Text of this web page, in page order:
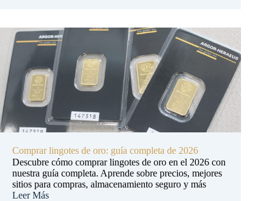
Comprar lingotes de oro: guía completa de 2026
Descubre cómo comprar lingotes de oro en el 2026 con
nuestra guía completa. Aprende sobre precios, mejores
sitios para compras, almacenamiento seguro y más
Leer Más